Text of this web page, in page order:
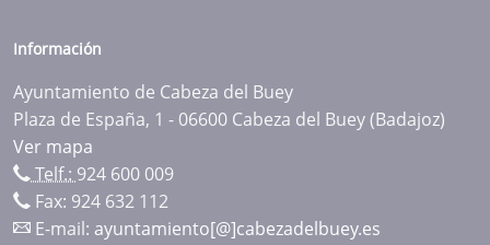
Información
Ayuntamiento de Cabeza del Buey
Plaza de España, 1 - 06600 Cabeza del Buey (Badajoz)
Ver mapa
Telf.: 924 600 009
Fax: 924 632 112
E-mail: ayuntamiento[@]cabezadelbuey.es